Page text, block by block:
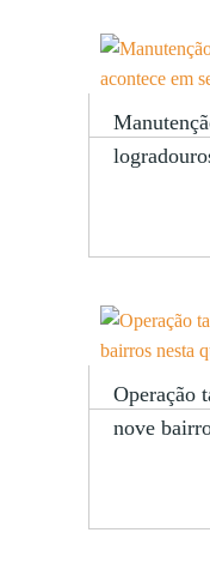
Operação
nove